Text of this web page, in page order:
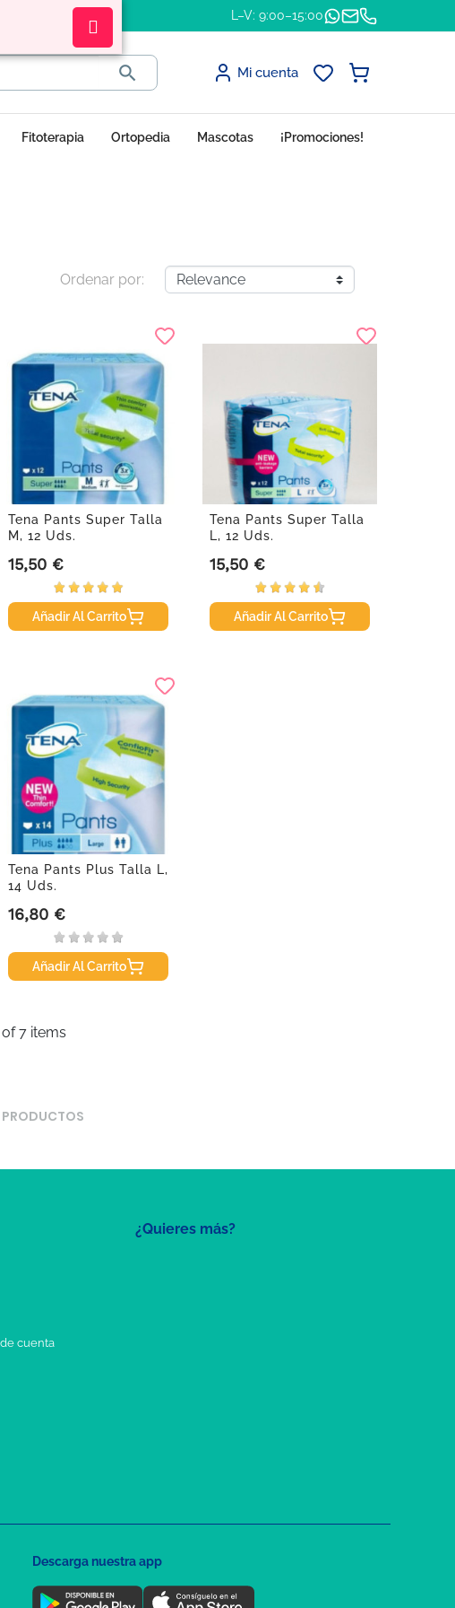
L–V: 9:00–15:00
 Mi cuenta
Fitoterapia Ortopedia Mascotas ¡Promociones!
Ordenar por:
Tena Pants Super Talla
M, 12 Uds.
Precio
15,50 €
Añadir Al Carrito
Tena Pants Super Talla
L, 12 Uds.
Precio
15,50 €
Añadir Al Carrito
Tena Pants Plus Talla L,
14 Uds.
Precio
16,80 €
Añadir Al Carrito
7 items
¿Quieres más?
cuenta
Descarga nuestra app